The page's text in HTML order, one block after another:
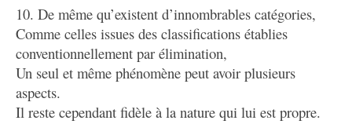
10. De même qu’existent d’innombrables catégories,
Comme celles issues des classifications établies
conventionnellement par élimination,
Un seul et même phénomène peut avoir plusieurs
aspects.
Il reste cependant fidèle à la nature qui lui est propre.